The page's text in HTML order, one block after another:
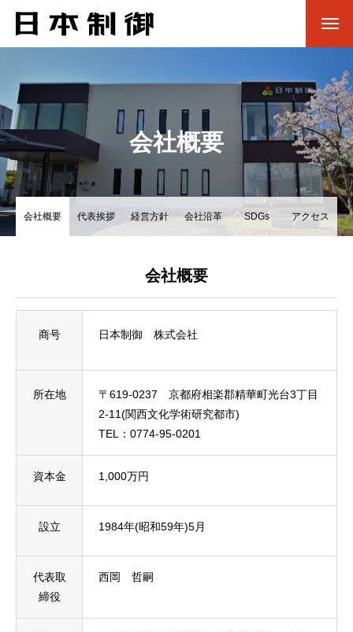
会社概要
会社概要 代表挨拶 経営方針 会社沿革 SDGs アクセス
会社概要
商号 日本制御 株式会社
所在地
〒619-0237 京都府相楽郡精華町光台3丁目
2-11(関西文化学術研究都市)
TEL：0774-95-0201
資本金 1,000万円
設立 1984年(昭和59年)5月
代表取
締役
西岡 哲嗣